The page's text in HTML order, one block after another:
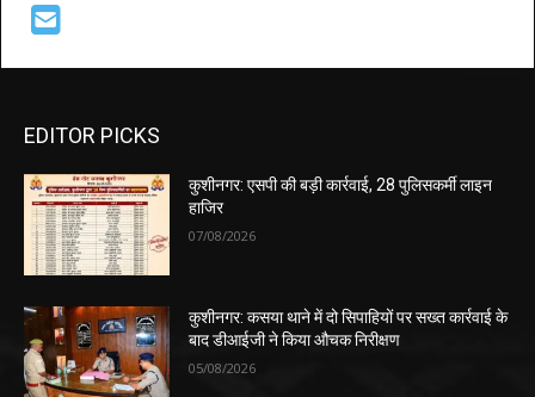
EDITOR PICKS
कुशीनगर: एसपी की बड़ी कार्रवाई, 28 पुलिसकर्मी लाइन
हाजिर
07/08/2026
कुशीनगर: कसया थाने में दो सिपाहियों पर सख्त कार्रवाई के
बाद डीआईजी ने किया औचक निरीक्षण
05/08/2026